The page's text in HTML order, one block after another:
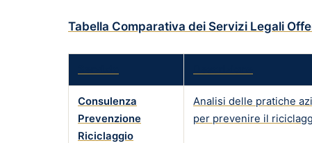
Tabella Comparativa dei Servizi Legali
Consulenza
Prevenzione
Riciclaggio
Analisi delle pratiche
per prevenire il